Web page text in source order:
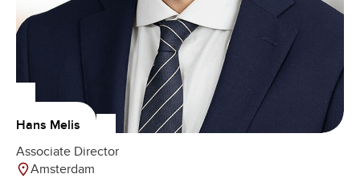
Hans Melis
Associate Director
Amsterdam